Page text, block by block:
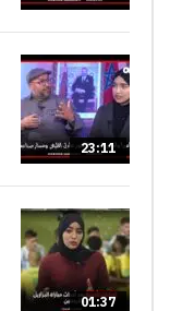
23:11
01:37